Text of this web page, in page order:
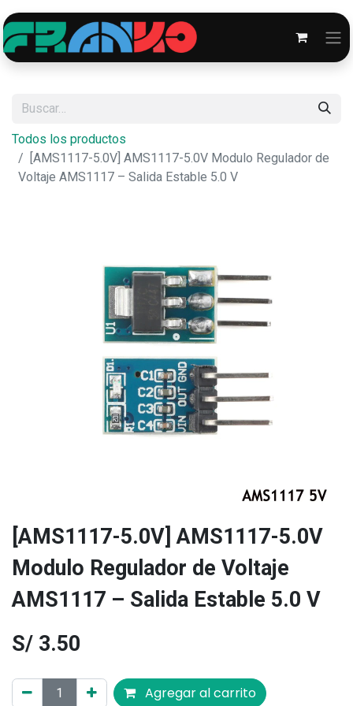
Todos los productos
[AMS1117-5.0V] AMS1117-5.0V Modulo Regulador de
Voltaje AMS1117 – Salida Estable 5.0 V
[AMS1117-5.0V] AMS1117-5.0V
Modulo Regulador de Voltaje
AMS1117 – Salida Estable 5.0 V
S/ 3.50
Agregar al carrito